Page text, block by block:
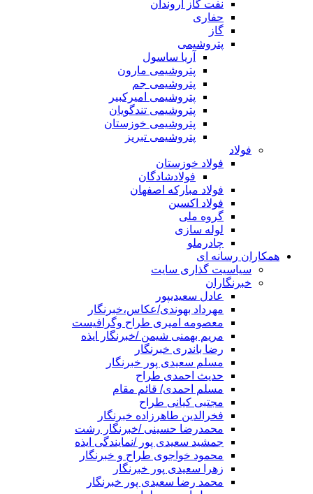
نفت گاز اروندان
حفاری
گاز
پتروشیمی
آریا ساسول
پتروشیمی مارون
پتروشیمی جم
پتروشیمی امیرکبیر
پتروشیمی تندگویان
پتروشیمی خوزستان
پتروشیمی تبریز
فولاد
فولاد خوزستان
فولادشادگان
فولاد مبارکه اصفهان
فولاد اکسین
گروه ملی
لوله سازی
چادرملو
همکاران رسانه ای
سیاسیت گذاری سایت
خبرنگاران
عادل سعیدیپور
مهرداد بهوندی/عکاس،خبرنگار
معصومه امیری طراح وگرافیست
مریم بهمنی شیمن /خبرنگار ایذه
رضا باندری خبرنگار
مسلم سعیدی پور خبرنگار
حدیث احمدی طراح
مسلم احمدی/ قائم مقام
مجتبی کیانی طراح
فخرالدین طاهرزاده خبرنگار
محمدرضا حسینی /خبرنگار رشت
جمشید سعیدی پور /نمایندگی ایذه
محمود خواجوی طراح و خبرنگار
زهرا سعیدی پور خبرنگار
محمد رضا سعیدی پور خبرنگار